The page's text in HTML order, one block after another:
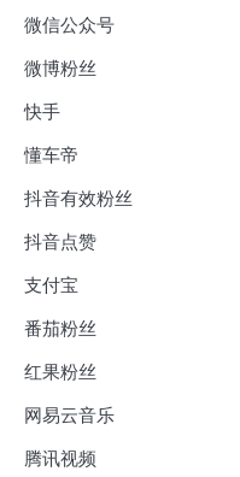
微信公众号
微博粉丝
快手
懂车帝
抖音有效粉丝
抖音点赞
支付宝
番茄粉丝
红果粉丝
网易云音乐
腾讯视频